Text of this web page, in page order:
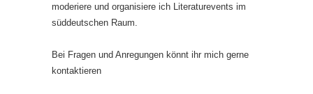
moderiere und organisiere ich Literaturevents im
süddeutschen Raum.
Bei Fragen und Anregungen könnt ihr mich gerne
kontaktieren